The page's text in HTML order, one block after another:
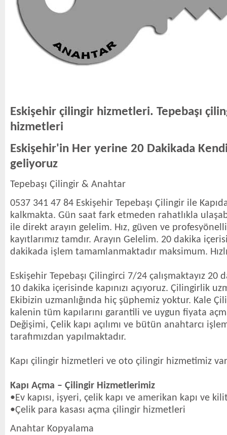
Eskişehir çilingir hizmetleri. Tepebaşı
hizmetleri
Eskişehir'in Her yerine 20 Dakikada Kendi
geliyoruz
Tepebaşı Çilingir & Anahtar
0537 341 47 84 Eskişehir Tepebaşı Çilingir ile
kalkmakta. Gün saat fark etmeden rahatlıkla
ile direkt arayın gelelim. Hız, güven ve
kayıtlarımız tamdır. Arayın Gelelim. 20 dakika
dakikada işlem tamamlanmaktadır maksimum.
Eskişehir Tepebaşı Çilingirci 7/24 çalışmaktayız 20
10 dakika içerisinde kapınızı açıyoruz. Çilingirlik
Ekibizin uzmanlığında hiç şüphemiz yoktur. Kale
kalenin tüm kapılarını garantili ve uygun fiyata
Değişimi, Çelik kapı açılımı ve bütün anahtarcı
tarafımızdan yapılmaktadır.
Kapı çilingir hizmetleri ve oto çilingir hizmetimiz
Kapı Açma – Çilingir Hizmetlerimiz
•Ev kapısı, işyeri, çelik kapı ve amerikan kapı ve
•Çelik para kasası açma çilingir hizmetleri
Anahtar Kopyalama